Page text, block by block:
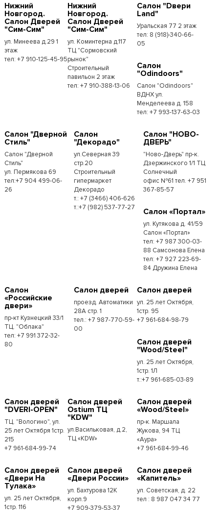
Нижний
Новгород.
Салон Дверей
"Сим-Сим"
ул. Минеева д.29 1
этаж
тел: +7 910-125-45-95
Нижний
Новгород.
Салон Дверей
"Сим-Сим"
ул. Коминтерна д.117
ТЦ "Сормовский
рынок"
Строительный
павильон 2 этаж
тел: +7 910-388-13-06
Салон "Dвери
Land"
Уральская 77 2 этаж
тел: 8 (918)-340-66-
05
Салон
"Odindoors"
Салон "Odindoors"
ВДНХ ул.
Менделеева д. 158
тел: +7 993-137-63-03
Салон "Дверной
Стиль"
Салон "Дверной
Стиль"
ул. Пермякова 69
тел:+7 904 499-06-
26
Салон
"Декорадо"
ул.Северная 39
стр.20
Строительный
гипермаркет
Декорадо
т.: +7 (3466) 406-626
т.:+7 (982) 537-77-27
Салон "НОВО-
ДВЕРЬ"
"Ново-Дверь" пр-к.
Дзержинского 1/1 ТЦ
Солнечный
офис №61 тел. +7 951
367-85-57
Салон «Портал»
ул. Кутякова д. 41/59
Салон «Портал»
тел: +7 987 300-03-
88 Самсонова Елена
тел: +7 927 223-69-
84 Дружина Елена
Салон
«Российские
двери»
пр-кт Кузнецкий 33/1
ТЦ. "Облака"
тел: +7 991 372-32-
80
Салон дверей
проезд. Автоматики
28А стр. 1
тел.: +7 987-770-59-
00
Салон дверей
ул. 25 лет Октября,
1стр. 95
+7 961-684-98-79
Салон дверей
"Wood/Steel"
ул. 25 лет Октября,
1стр. 1Л
т.:+7 961-685-03-89
Салон дверей
"DVERI-OPEN"
ТЦ. "Вологино", ул.
25 лет Октября 1стр.
215
+7 961-684-99-74
Салон дверей
Ostium ТЦ
"KDW"
ул.Васильковая, д.2,
ТЦ «KDW»
Салон дверей
«Wood/Steel»
пр-к. Маршала
Жукова, 94 ТЦ
«Аура»
+7 961-684-99-46
Салон дверей
«Двери На
Тулака»
ул. 25 лет Октября,
1стр. 116
Салон дверей
«Двери России»
ул. Бахтурова 12К
корп.9
+7 909-379-53-37
Салон дверей
«Капитель»
ул. Советская, д. 22
тел : 8 987 047 34 77